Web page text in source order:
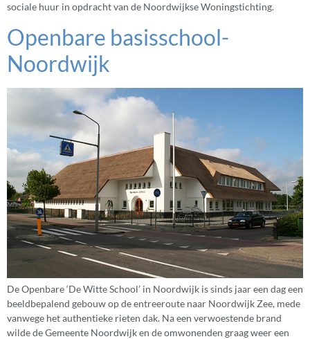
sociale huur in opdracht van de Noordwijkse Woningstichting.
Openbare basisschool-
Noordwijk
De Openbare ‘De Witte School’ in Noordwijk is sinds jaar een dag een
beeldbepalend gebouw op de entreeroute naar Noordwijk Zee, mede
vanwege het authentieke rieten dak. Na een verwoestende brand
wilde de Gemeente Noordwijk en de omwonenden graag weer een